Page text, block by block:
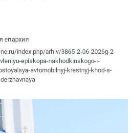
епархия
index.php/arhiv/3865-2-06-2026g-2-
episkopa-nakhodkinskogo-i-
avtomobilnyj-krestnyj-khod-s-